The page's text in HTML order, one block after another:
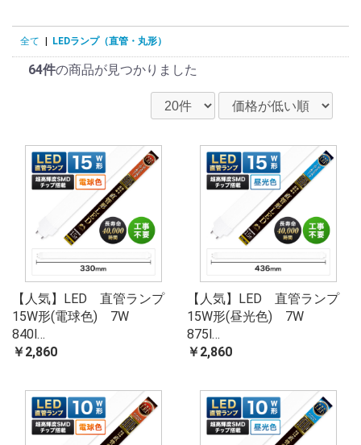
全て LEDランプ（直管・丸形）
64件の商品が見つかりました
【人気】LED 直管ランプ
15W形(電球色) 7W
840l…
￥2,860
【人気】LED 直管ランプ
15W形(昼光色) 7W
875l…
￥2,860